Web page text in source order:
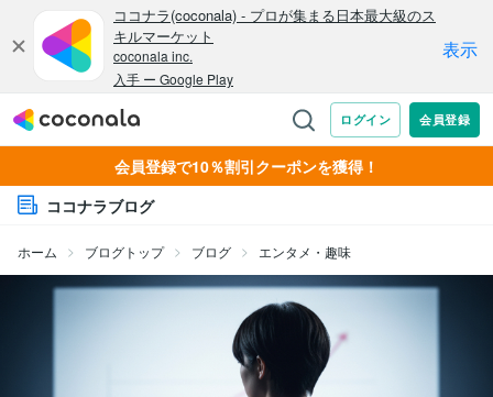
会員登録で10％割引クーポンを獲得！
ココナラブログ
ホーム ブログトップ ブログ エンタメ・趣味